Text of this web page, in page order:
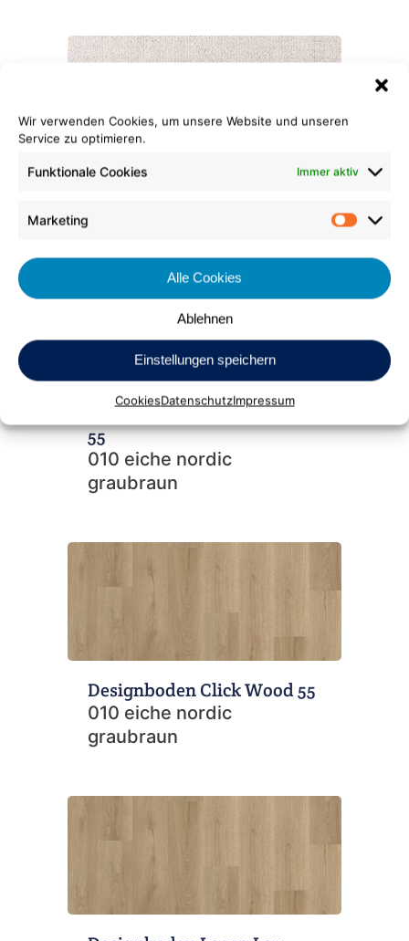
Wir verwenden Cookies, um unsere Website und unseren
Service zu optimieren.
Funktionale Cookies Immer aktiv
Marketing
Alle Cookies
Ablehnen
Einstellungen speichern
CookiesDatenschutzImpressum
Fliese Matt-Schlinge Color
Designboden Dryback Wood
55
010 eiche nordic
graubraun
Designboden Click Wood 55
010 eiche nordic
graubraun